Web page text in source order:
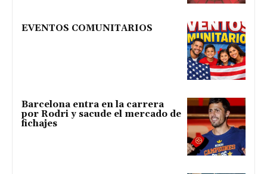
EVENTOS COMUNITARIOS
Barcelona entra en la carrera
por Rodri y sacude el mercado de
fichajes